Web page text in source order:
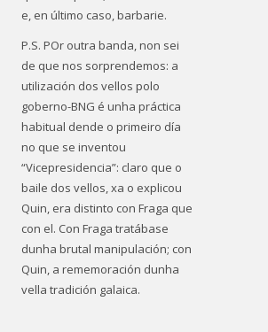
e, en último caso, barbarie.
P.S. POr outra banda, non sei
de que nos sorprendemos: a
utilización dos vellos polo
goberno-BNG é unha práctica
habitual dende o primeiro día
no que se inventou
“Vicepresidencia”: claro que o
baile dos vellos, xa o explicou
Quin, era distinto con Fraga que
con el. Con Fraga tratábase
dunha brutal manipulación; con
Quin, a rememoración dunha
vella tradición galaica.